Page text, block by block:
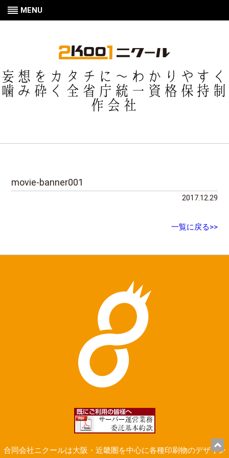
MENU
妄想をカタチに〜わかりやすく
噛み砕く全省庁統一資格保持制
作会社
movie-banner001
2017.12.29
一覧に戻る>>
合同会社ニクールは大阪・近畿圏を中心に各種印刷物のデザイン